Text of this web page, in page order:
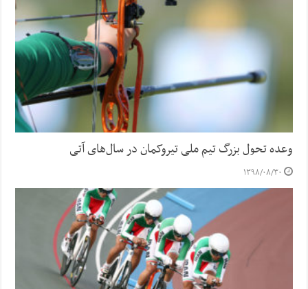
وعده تحول بزرگ تیم ملی تیروکمان در سال‌های آتی
۱۳۹۸/۰۸/۳۰